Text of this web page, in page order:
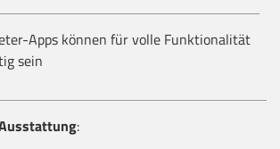
Apps können für volle Funktionalität
sein
: